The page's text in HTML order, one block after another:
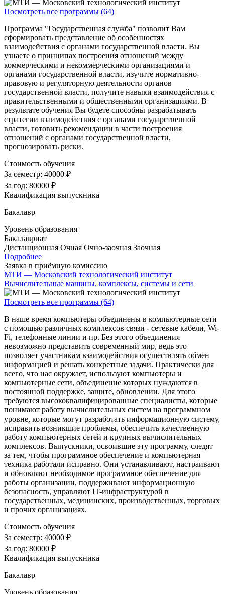
Посмотреть все программы (64)
Программа "Государственная служба" позволит Вам
сформировать представление об особенностях
взаимодействия с органами государственной власти. Вы
узнаете о принципах построения отношений между
коммерческими и некоммерческими организациями и
органами государственной власти, изучите нормативно-
правовую и регуляторную деятельности органов
государственной власти, получите навыки взаимодействия с
правительственными и общественными организациями. В
результате обучения Вы будете способны разрабатывать
стратегии взаимодействия с органами государственной
власти, готовить рекомендации в части построения
отношений с органами государственной власти,
прогнозировать риски.
Стоимость обучения
За семестр: 40000 ₽
За год: 80000 ₽
Квалификация выпускника
Бакалавр
Уровень образования
Бакалавриат
Дистанционная Очная Очно-заочная Заочная
Подробнее
Заявка в приёмную комиссию
МТИ — Московский технологический институт
Вычислительные машины, комплексы, системы и сети
Посмотреть все программы (64)
В наше время компьютеры объединены в компьютерные сети
с помощью различных комплексов связи - сетевые кабели, Wi-
Fi, телефонные линии и пр. Без этого объединения
невозможно представить современный мир, ведь это
позволяет участникам взаимодействия осуществлять обмен
информацией и решать конкретные задачи. Практически для
всего, что нас окружает, используют компьютеры и
компьютерные сети, объединение которых нуждаются в
постоянной поддержке, защите, обновлении. Для этого
требуются высококвалифицированные специалисты, которые
понимают работу вычислительных систем на программном
уровне, которые могут разработать информационную систему,
исправить возникшие проблемы, обеспечить качественную
работу компьютерных сетей и крупных вычислительных
комплексов. Выпускники, освоившие эту программу, следят
за тем, чтобы программное обеспечение и компьютерная
техника работали исправно. Они устанавливают, настраивают
и обновляют необходимое программное обеспечение для
работы организации, поддерживают информационную
безопасность, управляют IT-инфраструктурой в
государственных, медицинских, производственных, торговых
и прочих организациях.
Стоимость обучения
За семестр: 40000 ₽
За год: 80000 ₽
Квалификация выпускника
Бакалавр